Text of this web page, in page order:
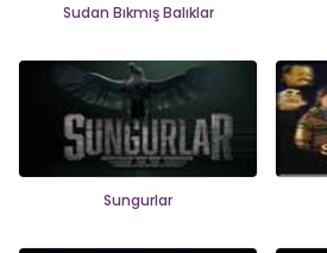
Sudan Bıkmış Balıklar
Sungurlar